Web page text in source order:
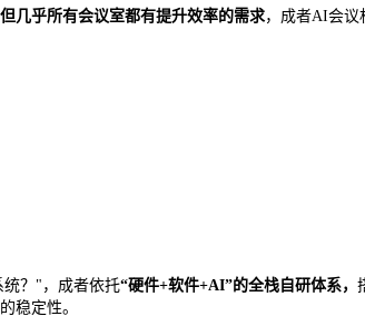
几乎所有会议室都有提升效率的需求，成者AI会议
统？"，成者依托‌“硬件+软件+AI”的全栈自研体系，
稳定性。